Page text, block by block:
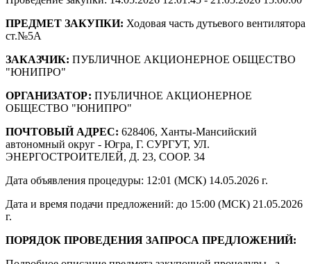
ПРЕДМЕТ ЗАКУПКИ: Ходовая часть дутьевого вентилятора
ст.№5А
ЗАКАЗЧИК: ПУБЛИЧНОЕ АКЦИОНЕРНОЕ ОБЩЕСТВО
"ЮНИПРО"
ОРГАНИЗАТОР: ПУБЛИЧНОЕ АКЦИОНЕРНОЕ
ОБЩЕСТВО "ЮНИПРО"
ПОЧТОВЫЙ АДРЕС: 628406, Ханты-Мансийский
автономный округ - Югра, Г. СУРГУТ, УЛ.
ЭНЕРГОСТРОИТЕЛЕЙ, Д. 23, СООР. 34
Дата объявления процедуры: 12:01 (МСК) 14.05.2026 г.
Дата и время подачи предложений: до 15:00 (МСК) 21.05.2026
г.
ПОРЯДОК ПРОВЕДЕНИЯ ЗАПРОСА ПРЕДЛОЖЕНИЙ: